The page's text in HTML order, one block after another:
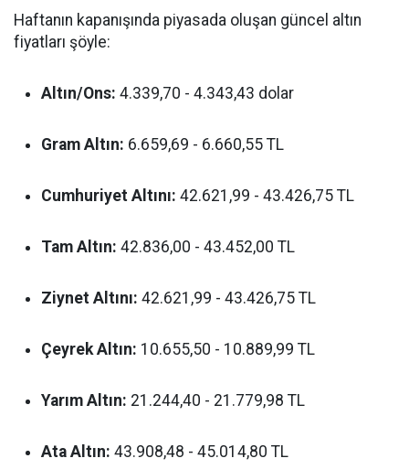
Haftanın kapanışında piyasada oluşan güncel altın
fiyatları şöyle:
Altın/Ons: 4.339,70 - 4.343,43 dolar
Gram Altın: 6.659,69 - 6.660,55 TL
Cumhuriyet Altını: 42.621,99 - 43.426,75 TL
Tam Altın: 42.836,00 - 43.452,00 TL
Ziynet Altını: 42.621,99 - 43.426,75 TL
Çeyrek Altın: 10.655,50 - 10.889,99 TL
Yarım Altın: 21.244,40 - 21.779,98 TL
Ata Altın: 43.908,48 - 45.014,80 TL